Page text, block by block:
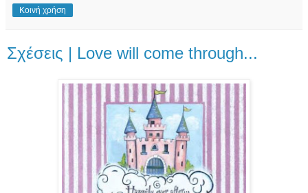
Κοινή χρήση
Σχέσεις | Love will come through...